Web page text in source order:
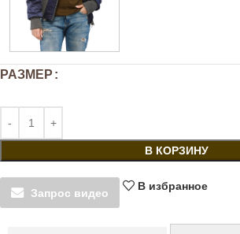
РАЗМЕР
В КОРЗИНУ
Запрос видео
В избранное